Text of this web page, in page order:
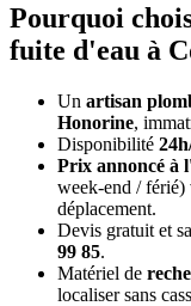
Pourquoi
fuite d'eau à
Un artisan
Honorine,
Disponibilité
Prix annoncé à
week-end / férié)
déplacement.
Devis gratuit et
99 85.
Matériel de
localiser sans